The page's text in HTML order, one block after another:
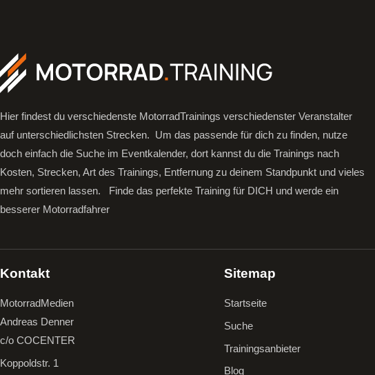
Hier findest du verschiedenste MotorradTrainings verschiedenster Veranstalter
auf unterschiedlichsten Strecken. Um das passende für dich zu finden, nutze
doch einfach die Suche im Eventkalender, dort kannst du die Trainings nach
Kosten, Strecken, Art des Trainings, Entfernung zu deinem Standpunkt und vieles
mehr sortieren lassen. Finde das perfekte Training für DICH und werde ein
besserer Motorradfahrer
Kontakt
MotorradMedien
Andreas Denner
c/o COCENTER
Koppoldstr. 1
Sitemap
Startseite
Suche
Trainingsanbieter
Blog